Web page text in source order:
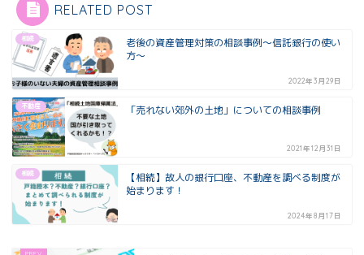
RELATED POST
相続
老後の資産管理対策の相談事例～信託銀行の使い
方～
2022年3月29日
不動産 「売れない郊外の土地」についての相談事例
2021年12月31日
相続
【相続】故人の銀行口座、不動産を調べる制度が
始まります！
2024年8月17日